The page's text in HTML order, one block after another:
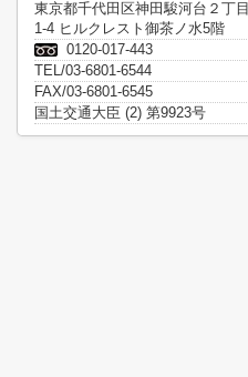
東京都千代田区神田駿河台２丁目
1-4 ヒルクレスト御茶ノ水5階
0120-017-443
TEL/03-6801-6544
FAX/03-6801-6545
国土交通大臣 (2) 第9923号